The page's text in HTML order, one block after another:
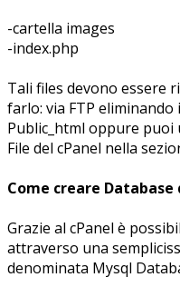
-cartella images
-index.php
Tali files devono essere
farlo: via FTP
Public_html oppure
File del cPanel nella
Come creare Database
Grazie al cPanel è
attraverso una
denominata Mysql